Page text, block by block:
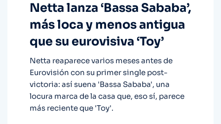
Netta lanza ‘Bassa Sababa’,
más loca y menos antigua
que su eurovisiva ‘Toy’
Netta reaparece varios meses antes de
Eurovisión con su primer single post-
victoria: así suena 'Bassa Sababa', una
locura marca de la casa que, eso sí, parece
más reciente que 'Toy'.